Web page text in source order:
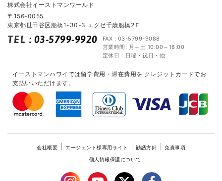
株式会社イーストマンワールド
〒156-0055
東京都世田谷区船橋1-30-3 エグゼ千歳船橋2Ｆ
TEL : 03-5799-9920
FAX : 03-5799-9088
営業時間: 月～土 10:00～18:00
定休日：日曜・祝日・他
イーストマンハワイでは留学費用・滞在費用を クレジットカードでお
支払いいただけます。
会社概要 エージェント様専用サイト 勧誘方針
免責事項
個人情報保護について